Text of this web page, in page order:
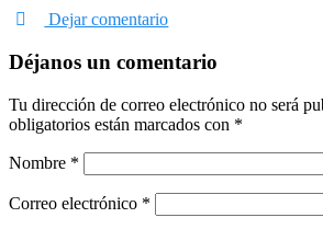
Dejar comentario
Déjanos un comentario
Tu dirección de correo electrónico no será
obligatorios están marcados con *
Nombre *
Correo electrónico *